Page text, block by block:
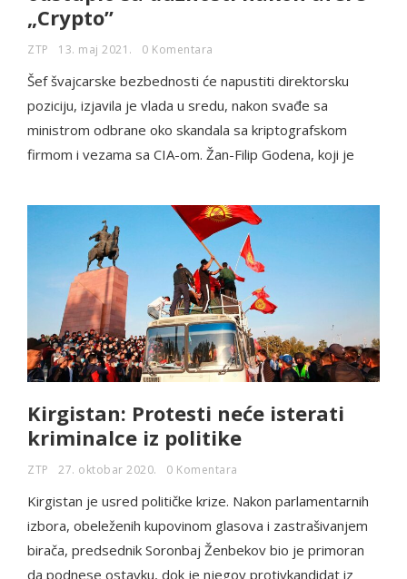
„Crypto”
ZTP 13. maj 2021. 0 Komentara
Šef švajcarske bezbednosti će napustiti direktorsku
poziciju, izjavila je vlada u sredu, nakon svađe sa
ministrom odbrane oko skandala sa kriptografskom
firmom i vezama sa CIA-om. Žan-Filip Godena, koji je
Kirgistan: Protesti neće isterati
kriminalce iz politike
ZTP 27. oktobar 2020. 0 Komentara
Kirgistan je usred političke krize. Nakon parlamentarnih
izbora, obeleženih kupovinom glasova i zastrašivanjem
birača, predsednik Soronbaj Ženbekov bio je primoran
da podnese ostavku, dok je njegov protivkandidat iz